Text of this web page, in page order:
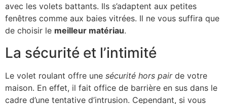
avec les volets battants. Ils s’adaptent aux petites
fenêtres comme aux baies vitrées. Il ne vous suffira que
de choisir le meilleur matériau.
La sécurité et l’intimité
Le volet roulant offre une sécurité hors pairde votre
maison. En effet, il fait office de barrière en sus dans le
cadre d’une tentative d’intrusion. Cependant, si vous